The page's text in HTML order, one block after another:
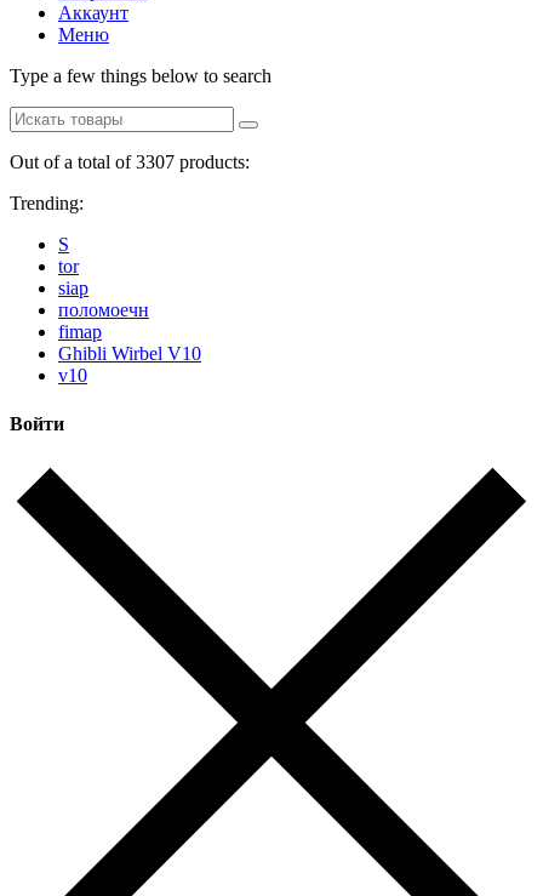
Аккаунт
Меню
Type a few things below to search
Out of a total of 3307 products:
Trending:
S
tor
siap
поломоечн
fimap
Ghibli Wirbel V10
v10
Войти